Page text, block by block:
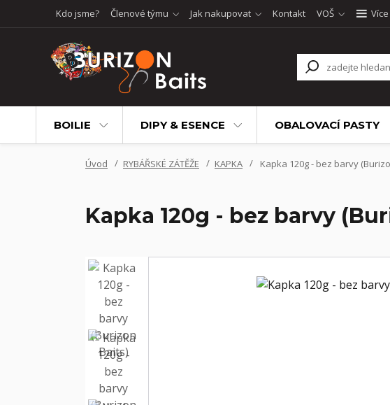
Kdo jsme? Členové týmu Jak nakupovat Kontakt VOŠ Více
BOILIE DIPY & ESENCE OBALOVACÍ PASTY
Úvod RYBÁŘSKÉ ZÁTĚŽE KAPKA Kapka 120g - bez barvy
Kapka 120g - bez barvy